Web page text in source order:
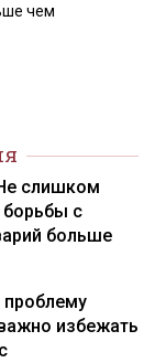
чем
слишком
с
больше
избежать